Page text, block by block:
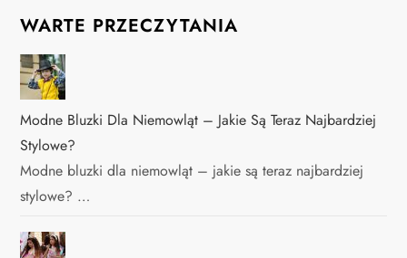
WARTE PRZECZYTANIA
Modne Bluzki Dla Niemowląt – Jakie Są Teraz Najbardziej
Stylowe?
Modne bluzki dla niemowląt – jakie są teraz najbardziej
stylowe? …